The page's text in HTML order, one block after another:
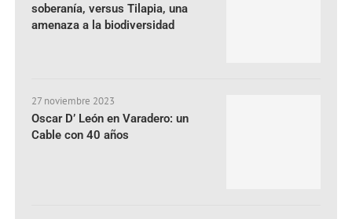
soberanía, versus Tilapia, una
amenaza a la biodiversidad
27 noviembre 2023
Oscar D’ León en Varadero: un
Cable con 40 años